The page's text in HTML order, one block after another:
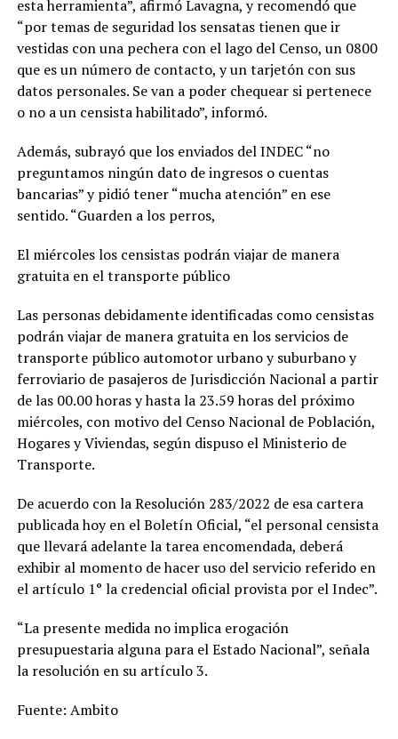
esta herramienta”, afirmó Lavagna, y recomendó que
“por temas de seguridad los sensatas tienen que ir
vestidas con una pechera con el lago del Censo, un 0800
que es un número de contacto, y un tarjetón con sus
datos personales. Se van a poder chequear si pertenece
o no a un censista habilitado”, informó.
Además, subrayó que los enviados del INDEC “no
preguntamos ningún dato de ingresos o cuentas
bancarias” y pidió tener “mucha atención” en ese
sentido. “Guarden a los perros,
El miércoles los censistas podrán viajar de manera
gratuita en el transporte público
Las personas debidamente identificadas como censistas
podrán viajar de manera gratuita en los servicios de
transporte público automotor urbano y suburbano y
ferroviario de pasajeros de Jurisdicción Nacional a partir
de las 00.00 horas y hasta la 23.59 horas del próximo
miércoles, con motivo del Censo Nacional de Población,
Hogares y Viviendas, según dispuso el Ministerio de
Transporte.
De acuerdo con la Resolución 283/2022 de esa cartera
publicada hoy en el Boletín Oficial, “el personal censista
que llevará adelante la tarea encomendada, deberá
exhibir al momento de hacer uso del servicio referido en
el artículo 1° la credencial oficial provista por el Indec”.
“La presente medida no implica erogación
presupuestaria alguna para el Estado Nacional”, señala
la resolución en su artículo 3.
Fuente: Ambito